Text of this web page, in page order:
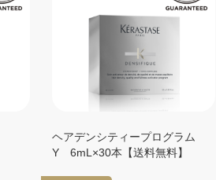
ヘアデンシティープログラム
Y 6mL×30本【送料無料】